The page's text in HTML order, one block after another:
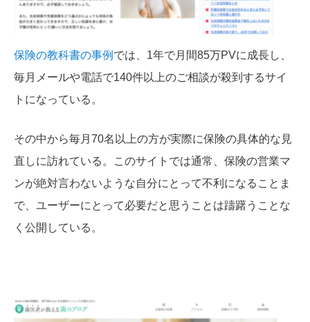
保険の教科書の事例 では、1年で月間85万PVに成長し、
毎月メールや電話で140件以上のご相談が殺到するサイ
トになっている。
その中から毎月70名以上の方が実際に保険の具体的な見
直しに訪れている。このサイトでは通常、保険の営業マ
ンが絶対言わないような自分にとって不利になることま
で、ユーザーにとって必要だと思うことは躊躇うことな
く公開している。